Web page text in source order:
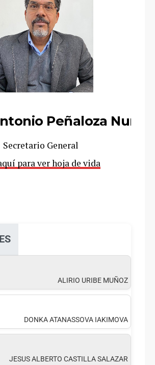
Peñaloza Nuñez
Secretario General
para ver hoja de vida
ALIRIO URIBE MUÑOZ
DONKA ATANASSOVA IAKIMOVA
JESUS ALBERTO CASTILLA SALAZAR